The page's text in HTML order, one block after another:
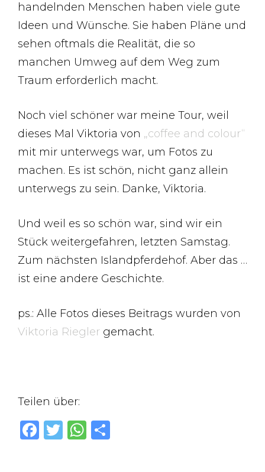
handelnden Menschen haben viele gute
Ideen und Wünsche. Sie haben Pläne und
sehen oftmals die Realität, die so
manchen Umweg auf dem Weg zum
Traum erforderlich macht.
Noch viel schöner war meine Tour, weil
dieses Mal Viktoria von „coffee and colour“
mit mir unterwegs war, um Fotos zu
machen. Es ist schön, nicht ganz allein
unterwegs zu sein. Danke, Viktoria.
Und weil es so schön war, sind wir ein
Stück weitergefahren, letzten Samstag.
Zum nächsten Islandpferdehof. Aber das …
ist eine andere Geschichte.
ps.: Alle Fotos dieses Beitrags wurden von
Viktoria Riegler gemacht.
Teilen über:
F
T
W